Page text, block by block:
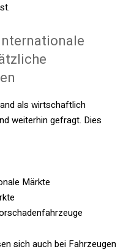
als wirtschaftlich
weiterhin gefragt. Dies
Märkte
sich auch bei Fahrzeugen